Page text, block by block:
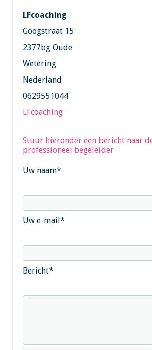
LFcoaching
Googstraat 15
2377bg Oude
Wetering
Nederland
0629551044
LFcoaching
Stuur hieronder een bericht naar
professioneel begeleider
Uw naam*
Uw e-mail*
Bericht*